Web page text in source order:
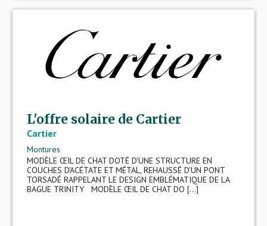
L'offre solaire de Cartier
Cartier
Montures
MODÈLE ŒIL DE CHAT DOTÉ D'UNE STRUCTURE EN
COUCHES D'ACÉTATE ET MÉTAL, REHAUSSÉ D'UN PONT
TORSADÉ RAPPELANT LE DESIGN EMBLÉMATIQUE DE LA
BAGUE TRINITY MODÈLE ŒIL DE CHAT DO [...]